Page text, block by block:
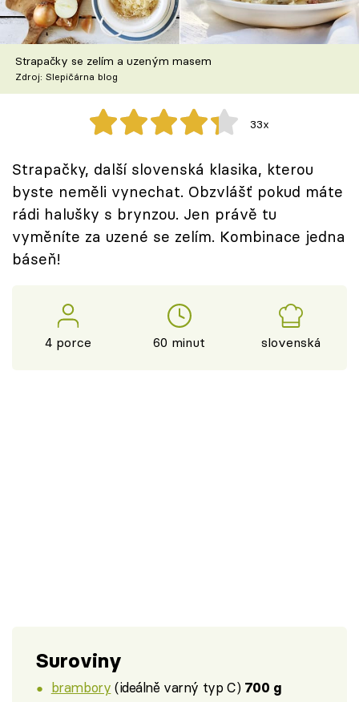
Škola vaření
Recepty z TV
Speciál: Cuketa
Těhotnej kuchař
Sledujte prima+
Přihlášení
Strapačky se zelím a uzeným masem
Zdroj: Slepičárna blog
33x
Strapačky, další slovenská klasika, kterou
byste neměli vynechat. Obzvlášť pokud máte
rádi halušky s brynzou. Jen právě tu
vyměníte za uzené se zelím. Kombinace jedna
báseň!
4 porce 60 minut slovenská
Suroviny
brambory (ideálně varný typ C) 700 g